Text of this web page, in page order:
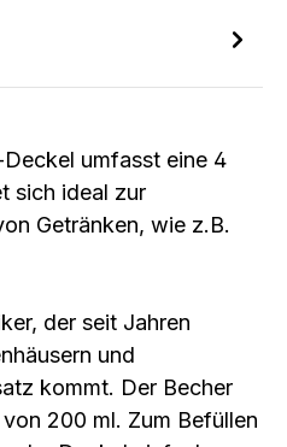
umfasst eine 4
sich ideal zur
Getränken, wie z.B.
der seit Jahren
und
kommt. Der Becher
200 ml. Zum Befüllen